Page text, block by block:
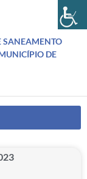
SANEAMENTO
DE